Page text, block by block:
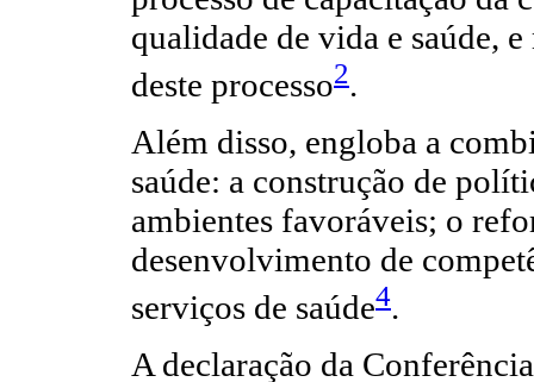
qualidade de vida e saúde,
deste processo2.
Além disso, engloba a
saúde: a construção de
ambientes favoráveis; o
desenvolvimento de
serviços de saúde4.
A declaração da